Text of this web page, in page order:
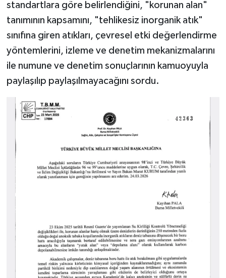
standartlara göre belirlendiğini, "korunan alan"
tanımının kapsamını, "tehlikesiz inorganik atık"
sınıfına giren atıkları, çevresel etki değerlendirme
yöntemlerini, izleme ve denetim mekanizmalarını
ile numune ve denetim sonuçlarının kamuoyuyla
paylaşılıp paylaşılmayacağını sordu.